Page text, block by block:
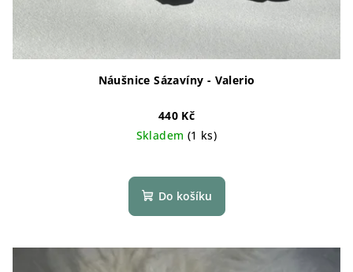
Náušnice Sázavíny - Valerio
440 Kč
Skladem (1 ks)
Do košíku